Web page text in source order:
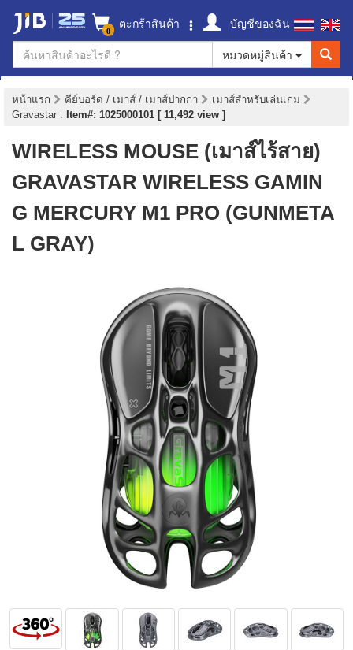
0 ตะกร้าสินค้า
บัญชีของฉัน
หมวดหมู่สินค้า
หน้าแรก คีย์บอร์ด / เมาส์ / เมาส์ปากกา
เมาส์สำหรับเล่นเกม
Gravastar : Item#: 1025000101 [ 11,492 view ]
WIRELESS MOUSE (เมาส์ไร้สาย)
GRAVASTAR WIRELESS GAMIN
G MERCURY M1 PRO (GUNMETA
L GRAY)